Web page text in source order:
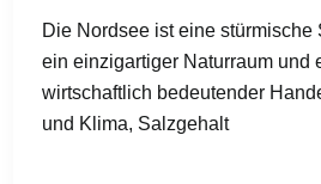
Die Nordsee ist eine stürmische
ein einzigartiger Naturraum und
wirtschaftlich bedeutender
und Klima, Salzgehalt